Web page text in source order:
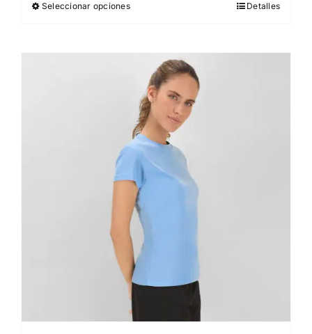
Seleccionar opcionesEste
múltiples
variantes.
Las
opciones
se
pueden
elegir
en
la
página
de
producto
Detalles